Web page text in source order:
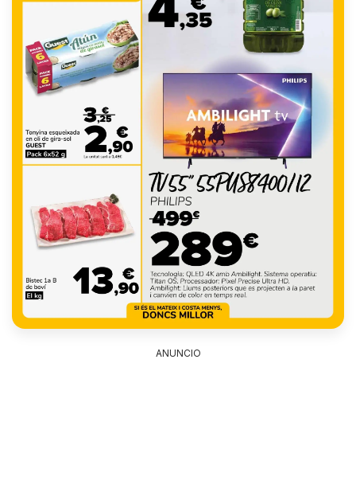
ANUNCIO